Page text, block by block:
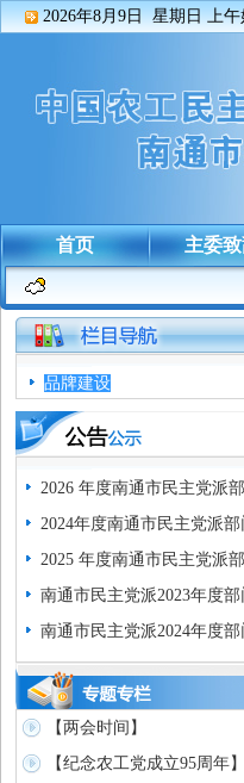
2026年8月9日 星期日上
首页 主委
品牌建设
2026 年度南通市民主党派
2024年度南通市民主党派
2025 年度南通市民主党派
南通市民主党派2023年度
南通市民主党派2024年度
【两会时间】
【纪念农工党成立95周年】